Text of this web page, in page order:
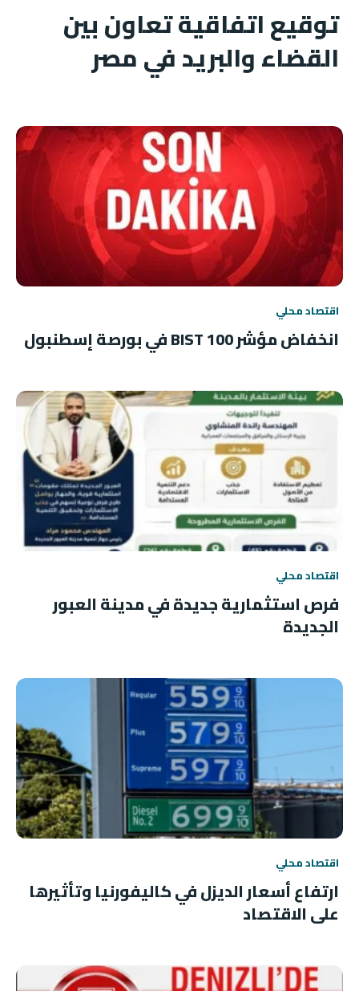
توقيع اتفاقية تعاون بين
القضاء والبريد في مصر
اقتصاد محلي
انخفاض مؤشر BIST 100 في بورصة إسطنبول
اقتصاد محلي
فرص استثمارية جديدة في مدينة العبور
الجديدة
اقتصاد محلي
ارتفاع أسعار الديزل في كاليفورنيا وتأثيرها
على الاقتصاد